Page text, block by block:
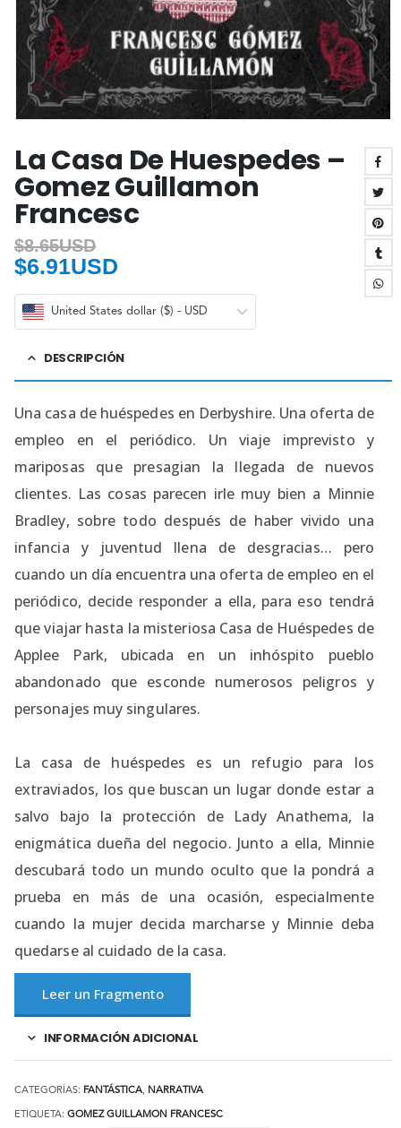
La Casa De Huespedes –
Gomez Guillamon
Francesc
$8.65USD
$6.91USD
United States dollar ($) - USD
DESCRIPCIÓN
Una casa de huéspedes en Derbyshire. Una oferta de
empleo en el periódico. Un viaje imprevisto y
mariposas que presagian la llegada de nuevos
clientes. Las cosas parecen irle muy bien a Minnie
Bradley, sobre todo después de haber vivido una
infancia y juventud llena de desgracias… pero
cuando un día encuentra una oferta de empleo en el
periódico, decide responder a ella, para eso tendrá
que viajar hasta la misteriosa Casa de Huéspedes de
Applee Park, ubicada en un inhóspito pueblo
abandonado que esconde numerosos peligros y
personajes muy singulares.
La casa de huéspedes es un refugio para los
extraviados, los que buscan un lugar donde estar a
salvo bajo la protección de Lady Anathema, la
enigmática dueña del negocio. Junto a ella, Minnie
descubará todo un mundo oculto que la pondrá a
prueba en más de una ocasión, especialmente
cuando la mujer decida marcharse y Minnie deba
quedarse al cuidado de la casa.
Leer un Fragmento
INFORMACIÓN ADICIONAL
CATEGORÍAS: FANTÁSTICA, NARRATIVA
ETIQUETA: GOMEZ GUILLAMON FRANCESC